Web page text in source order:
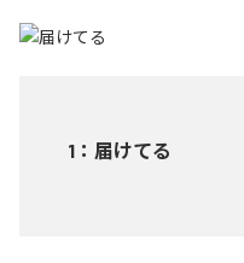
1 ： 届けてる